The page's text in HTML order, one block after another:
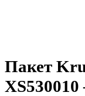
Пакет